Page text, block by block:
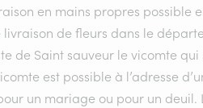
en mains propres possible
livraison de fleurs dans le
de Saint sauveur le vicomte
est possible à l’adresse
un mariage ou pour un deuil.